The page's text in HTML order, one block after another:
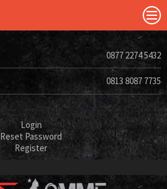
0877 2274 5432
0813 8087 7735
Login
Reset Password
Register